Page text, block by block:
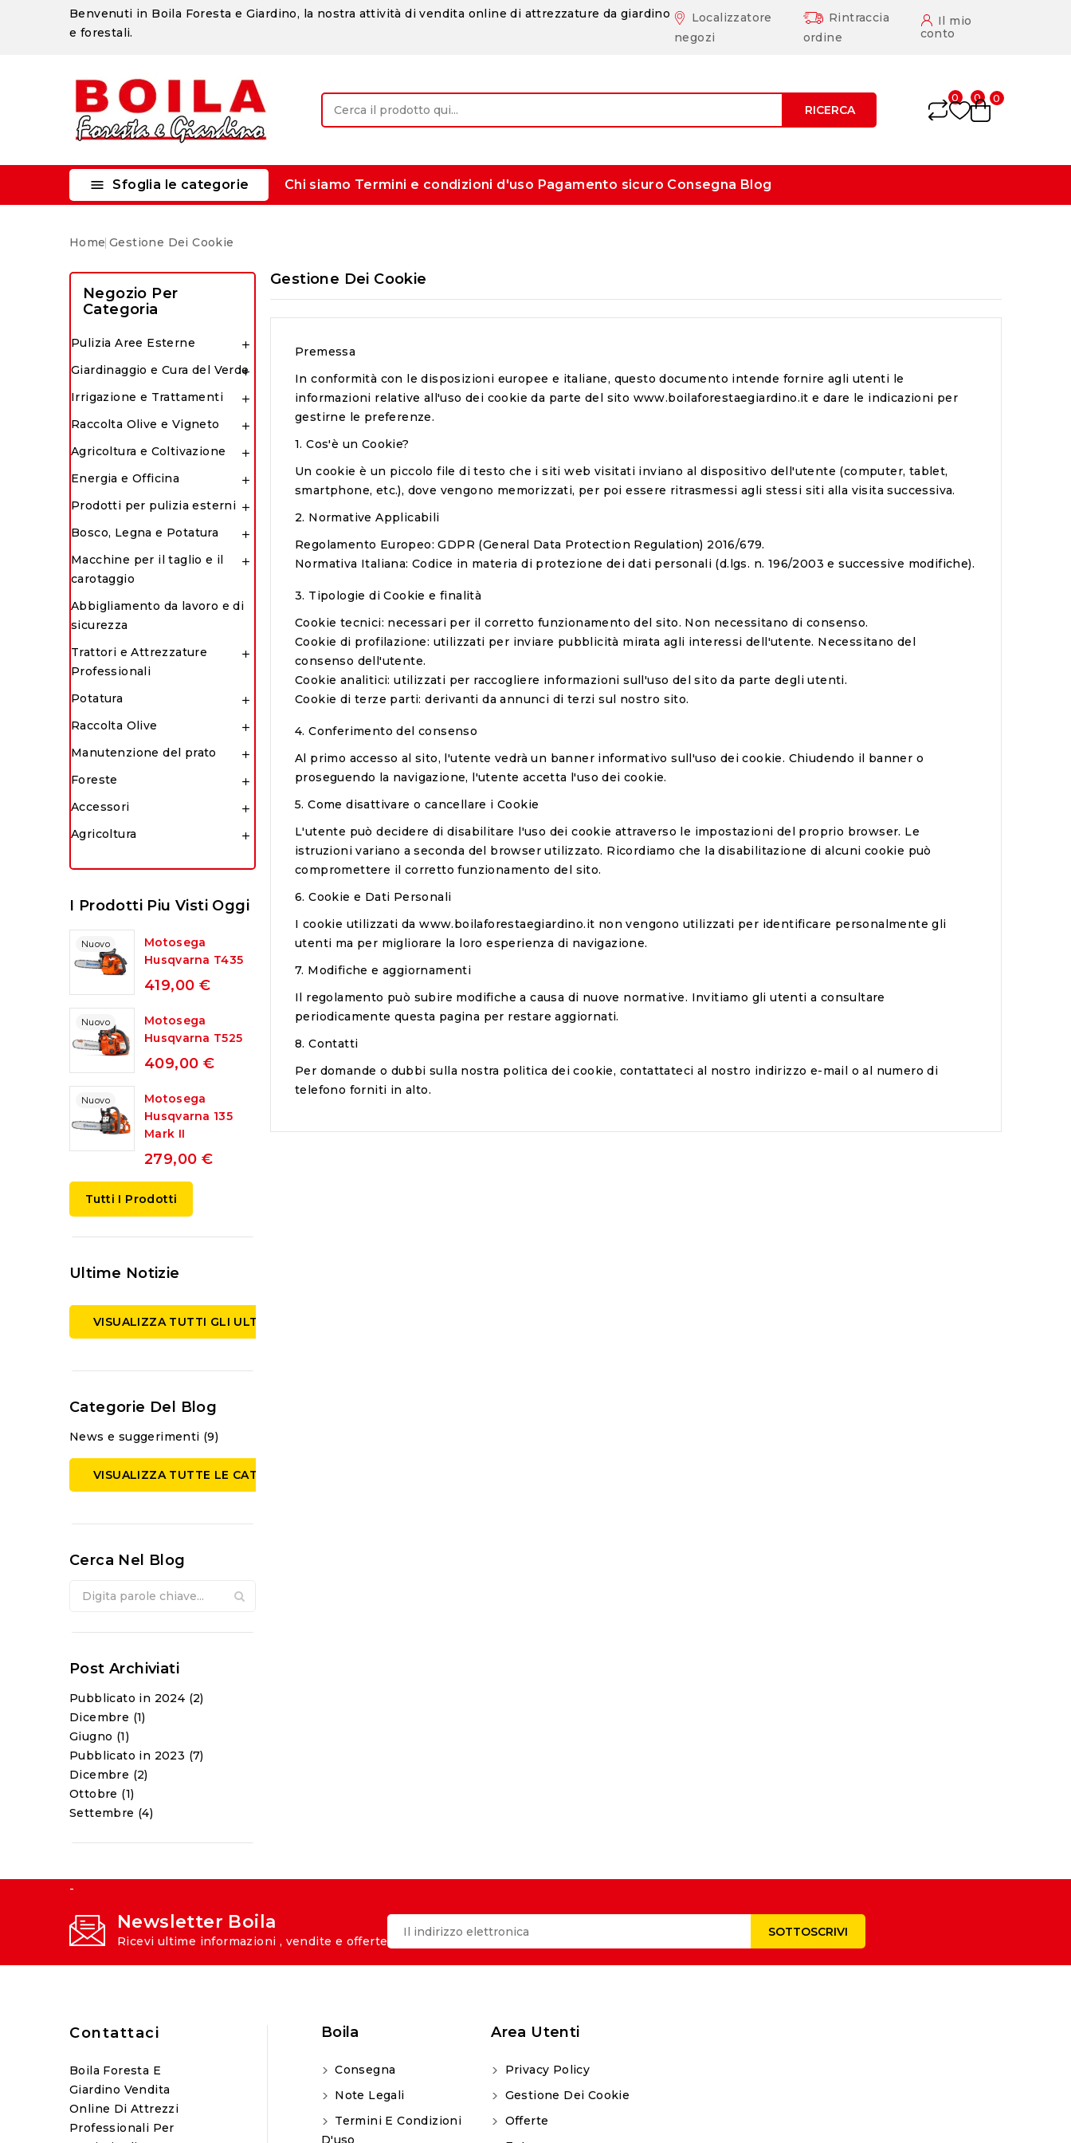
Benvenuti in Boila Foresta e Giardino, la nostra attività di vendita online di attrezzature da giardino
e forestali.
Localizzatore
negozi
Rintraccia
ordine
Il mio
conto
RICERCA
0 0 0
 Sfoglia le categorie Chi siamo Termini e condizioni d'uso Pagamento sicuro Consegna Blog
Home Gestione Dei Cookie
Negozio Per
Categoria
Pulizia Aree Esterne 
Giardinaggio e Cura del Verde

Irrigazione e Trattamenti 
Raccolta Olive e Vigneto 
Agricoltura e Coltivazione 
Energia e Officina 
Prodotti per pulizia esterni 
Bosco, Legna e Potatura 
Macchine per il taglio e il
carotaggio

Abbigliamento da lavoro e di
sicurezza
Trattori e Attrezzature
Professionali

Potatura 
Raccolta Olive 
Manutenzione del prato 
Foreste 
Accessori 
Agricoltura 
I Prodotti Piu Visti Oggi
Nuovo
Motosega
Husqvarna T435
419,00 €
Nuovo
Motosega
Husqvarna T525
409,00 €
Nuovo
Motosega
Husqvarna 135
Mark II
279,00 €
Tutti I Prodotti
Ultime Notizie
VISUALIZZA TUTTI GLI ULTIMI POST
Categorie Del Blog
News e suggerimenti (9)
VISUALIZZA TUTTE LE CATEGORIE
Cerca Nel Blog
Post Archiviati
Pubblicato in 2024 (2)
Dicembre (1)
Giugno (1)
Pubblicato in 2023 (7)
Dicembre (2)
Ottobre (1)
Settembre (4)
Gestione Dei Cookie
Premessa
In conformità con le disposizioni europee e italiane, questo documento intende fornire agli utenti le
informazioni relative all'uso dei cookie da parte del sito www.boilaforestaegiardino.it e dare le indicazioni per
gestirne le preferenze.
1. Cos'è un Cookie?
Un cookie è un piccolo file di testo che i siti web visitati inviano al dispositivo dell'utente (computer, tablet,
smartphone, etc.), dove vengono memorizzati, per poi essere ritrasmessi agli stessi siti alla visita successiva.
2. Normative Applicabili
Regolamento Europeo: GDPR (General Data Protection Regulation) 2016/679.
Normativa Italiana: Codice in materia di protezione dei dati personali (d.lgs. n. 196/2003 e successive modifiche).
3. Tipologie di Cookie e finalità
Cookie tecnici: necessari per il corretto funzionamento del sito. Non necessitano di consenso.
Cookie di profilazione: utilizzati per inviare pubblicità mirata agli interessi dell'utente. Necessitano del
consenso dell'utente.
Cookie analitici: utilizzati per raccogliere informazioni sull'uso del sito da parte degli utenti.
Cookie di terze parti: derivanti da annunci di terzi sul nostro sito.
4. Conferimento del consenso
Al primo accesso al sito, l'utente vedrà un banner informativo sull'uso dei cookie. Chiudendo il banner o
proseguendo la navigazione, l'utente accetta l'uso dei cookie.
5. Come disattivare o cancellare i Cookie
L'utente può decidere di disabilitare l'uso dei cookie attraverso le impostazioni del proprio browser. Le
istruzioni variano a seconda del browser utilizzato. Ricordiamo che la disabilitazione di alcuni cookie può
compromettere il corretto funzionamento del sito.
6. Cookie e Dati Personali
I cookie utilizzati dawww.boilaforestaegiardino.it non vengono utilizzati per identificare personalmente gli
utenti ma per migliorare la loro esperienza di navigazione.
7. Modifiche e aggiornamenti
Il regolamento può subire modifiche a causa di nuove normative. Invitiamo gli utenti a consultare
periodicamente questa pagina per restare aggiornati.
8. Contatti
Per domande o dubbi sulla nostra politica dei cookie, contattateci al nostro indirizzo e-mail o al numero di
telefono forniti in alto.
-
Newsletter Boila
Ricevi ultime informazioni , vendite e offerte
Contattaci
Boila Foresta E
Giardino Vendita
Online Di Attrezzi
Professionali Per
Boila
Consegna
Note Legali
Termini E Condizioni
D'uso
Area Utenti
Privacy Policy
Gestione Dei Cookie
Offerte